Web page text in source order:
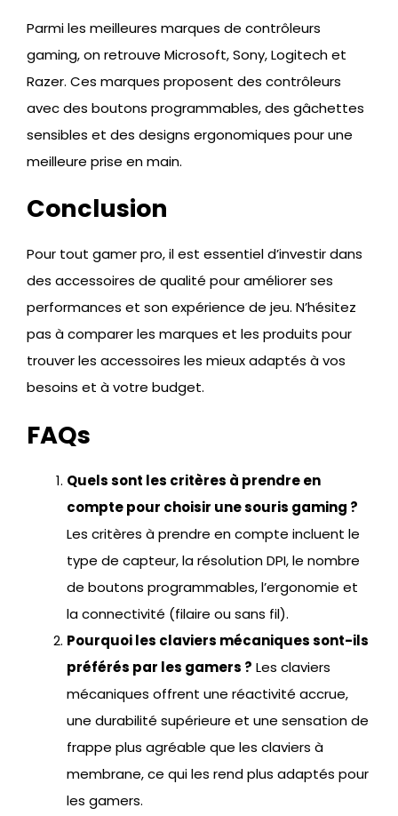
Parmi les meilleures marques de contrôleurs
gaming, on retrouve Microsoft, Sony, Logitech et
Razer. Ces marques proposent des contrôleurs
avec des boutons programmables, des gâchettes
sensibles et des designs ergonomiques pour une
meilleure prise en main.
Conclusion
Pour tout gamer pro, il est essentiel d’investir dans
des accessoires de qualité pour améliorer ses
performances et son expérience de jeu. N’hésitez
pas à comparer les marques et les produits pour
trouver les accessoires les mieux adaptés à vos
besoins et à votre budget.
FAQs
Quels sont les critères à prendre en
compte pour choisir une souris gaming ?
Les critères à prendre en compte incluent le
type de capteur, la résolution DPI, le nombre
de boutons programmables, l’ergonomie et
la connectivité (filaire ou sans fil).
Pourquoi les claviers mécaniques sont-ils
préférés par les gamers ? Les claviers
mécaniques offrent une réactivité accrue,
une durabilité supérieure et une sensation de
frappe plus agréable que les claviers à
membrane, ce qui les rend plus adaptés pour
les gamers.